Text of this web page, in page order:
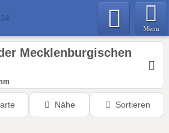
Menu
Mecklenburgischen
Nähe Sortieren